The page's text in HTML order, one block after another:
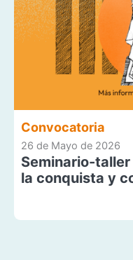
Convocatoria
26 de Mayo de 2026
Seminario-
la conquista y